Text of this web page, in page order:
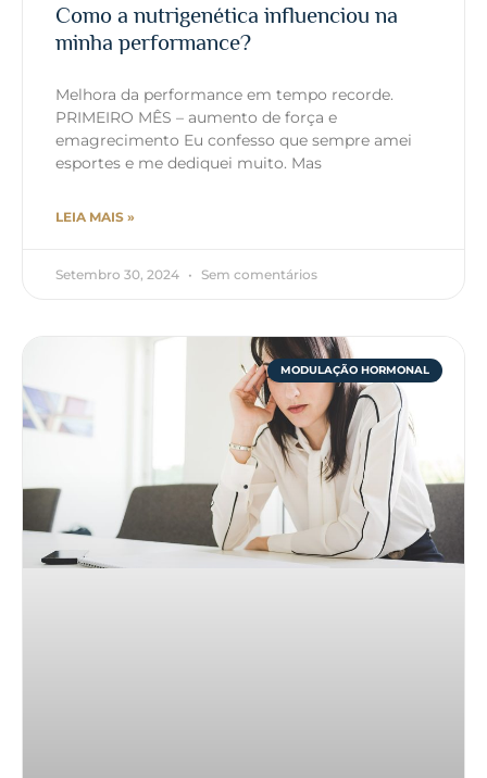
Como a nutrigenética influenciou na
minha performance?
Melhora da performance em tempo recorde.
PRIMEIRO MÊS – aumento de força e
emagrecimento Eu confesso que sempre amei
esportes e me dediquei muito. Mas
LEIA MAIS »
Setembro 30, 2024 Sem comentários
MODULAÇÃO HORMONAL